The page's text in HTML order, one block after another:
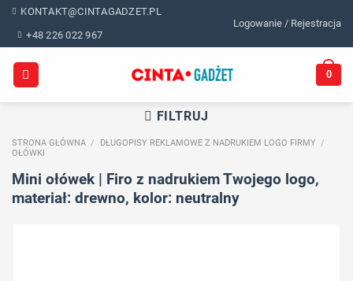
Skip
content
KONTAKT@CINTAGADZET.PL
+48 226 022 967
Logowanie / Rejestracja
0
FILTRUJ
STRONA GŁÓWNA / DŁUGOPISY REKLAMOWE Z NADRUKIEM LOGO FIRMY /
OŁÓWKI
Mini ołówek | Firo z nadrukiem Twojego logo,
materiał: drewno, kolor: neutralny